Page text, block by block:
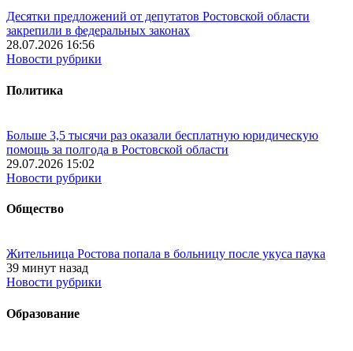
Десятки предложений от депутатов Ростовской области
закрепили в федеральных законах
28.07.2026 16:56
Новости рубрики
Политика
Больше 3,5 тысячи раз оказали бесплатную юридическую
помощь за полгода в Ростовской области
29.07.2026 15:02
Новости рубрики
Общество
Жительница Ростова попала в больницу после укуса паука
39 минут назад
Новости рубрики
Образование